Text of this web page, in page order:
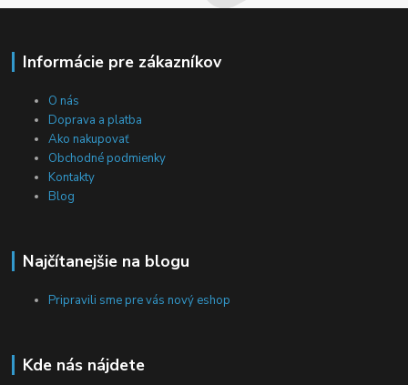
Informácie pre zákazníkov
O nás
Doprava a platba
Ako nakupovať
Obchodné podmienky
Kontakty
Blog
Najčítanejšie na blogu
Pripravili sme pre vás nový eshop
Kde nás nájdete